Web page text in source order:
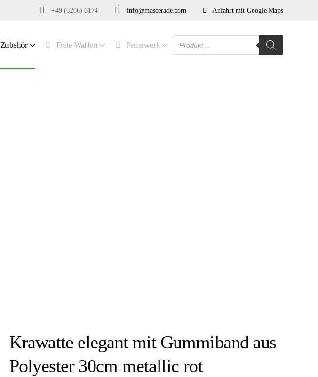
+49 (6206) 6174 info@mascerade.com Anfahrt mit Google Maps
Zubehör Freie Waffen Feuerwerk
Products
search
Krawatte elegant mit Gummiband aus
Polyester 30cm metallic rot